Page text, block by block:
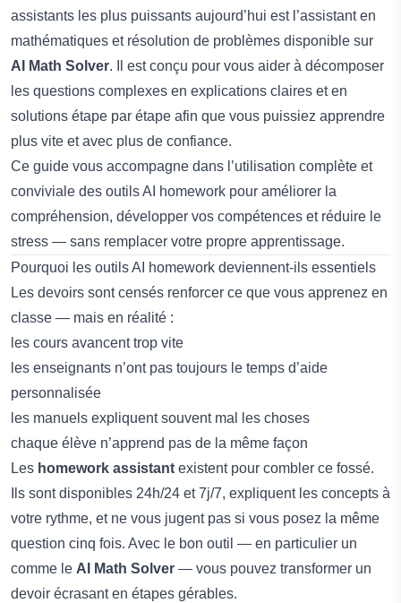
assistants les plus puissants aujourd’hui est l’assistant en
mathématiques et résolution de problèmes disponible sur
AI Math Solver. Il est conçu pour vous aider à décomposer
les questions complexes en explications claires et en
solutions étape par étape afin que vous puissiez apprendre
plus vite et avec plus de confiance.
Ce guide vous accompagne dans l’utilisation complète et
conviviale des outils AI homework pour améliorer la
compréhension, développer vos compétences et réduire le
stress — sans remplacer votre propre apprentissage.
Pourquoi les outils AI homework deviennent-ils essentiels
Les devoirs sont censés renforcer ce que vous apprenez en
classe — mais en réalité :
les cours avancent trop vite
les enseignants n’ont pas toujours le temps d’aide
personnalisée
les manuels expliquent souvent mal les choses
chaque élève n’apprend pas de la même façon
Les homework assistant existent pour combler ce fossé.
Ils sont disponibles 24h/24 et 7j/7, expliquent les concepts à
votre rythme, et ne vous jugent pas si vous posez la même
question cinq fois. Avec le bon outil — en particulier un
comme le AI Math Solver — vous pouvez transformer un
devoir écrasant en étapes gérables.